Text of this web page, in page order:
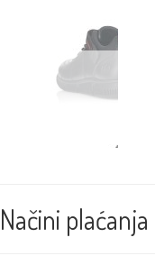
Načini plaćanja